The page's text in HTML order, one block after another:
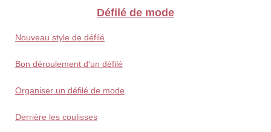
Défilé de mode
Nouveau style de défilé
Bon déroulement d'un défilé
Organiser un défilé de mode
Derrière les coulisses